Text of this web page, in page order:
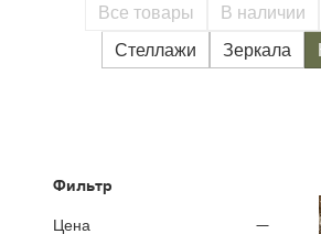
Все товары В наличии
Стеллажи
Зеркала
Фильтр
Цена